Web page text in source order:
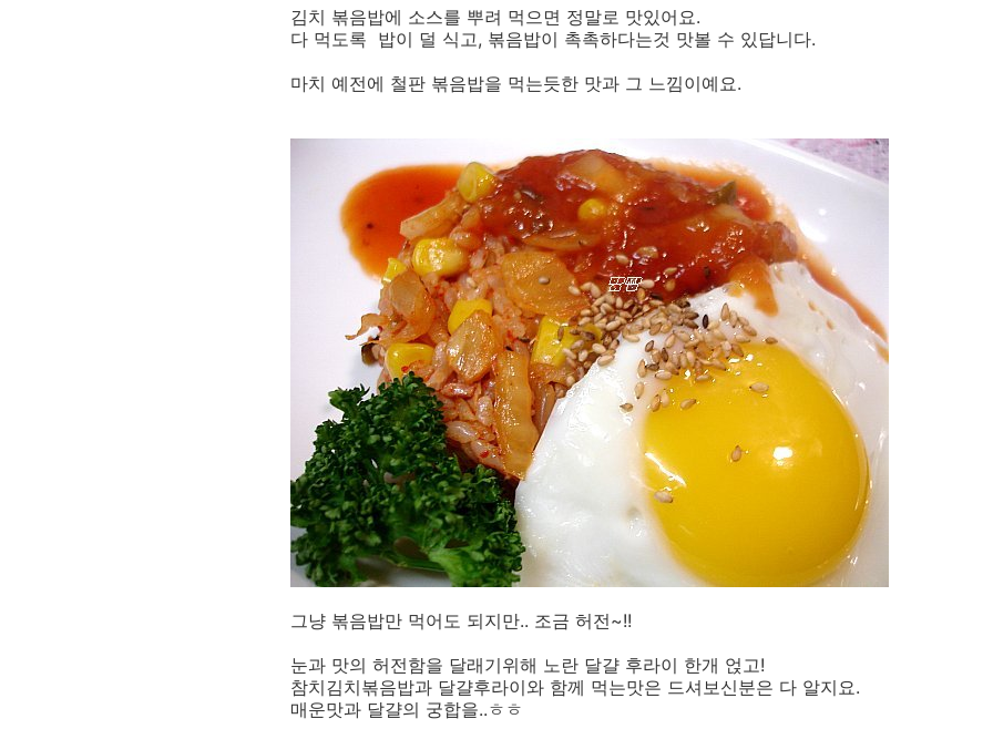
김치 볶음밥에 소스를 뿌려 먹으면 정말로 맛있어요.
다 먹도록 밥이 덜 식고, 볶음밥이 촉촉하다는것 맛볼 수 있답니다.
마치 예전에 철판 볶음밥을 먹는듯한 맛과 그 느낌이예요.
그냥 볶음밥만 먹어도 되지만.. 조금 허전~!!
눈과 맛의 허전함을 달래기위해 노란 달걀 후라이 한개 얹고!
참치김치볶음밥과 달걀후라이와 함께 먹는맛은 드셔보신분은 다 알지요.
매운맛과 달걀의 궁합을..ㅎㅎ